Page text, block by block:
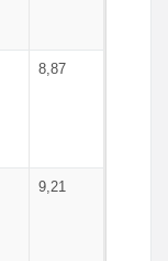
8,87
9,21